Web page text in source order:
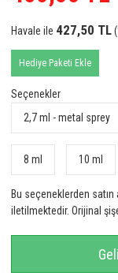
Havale ile 427,50 TL
Hediye Paketi Ekle
Seçenekler
2,7 ml - metal sprey
8 ml 10 ml
Bu seçeneklerden
iletilmektedir. Orijinal